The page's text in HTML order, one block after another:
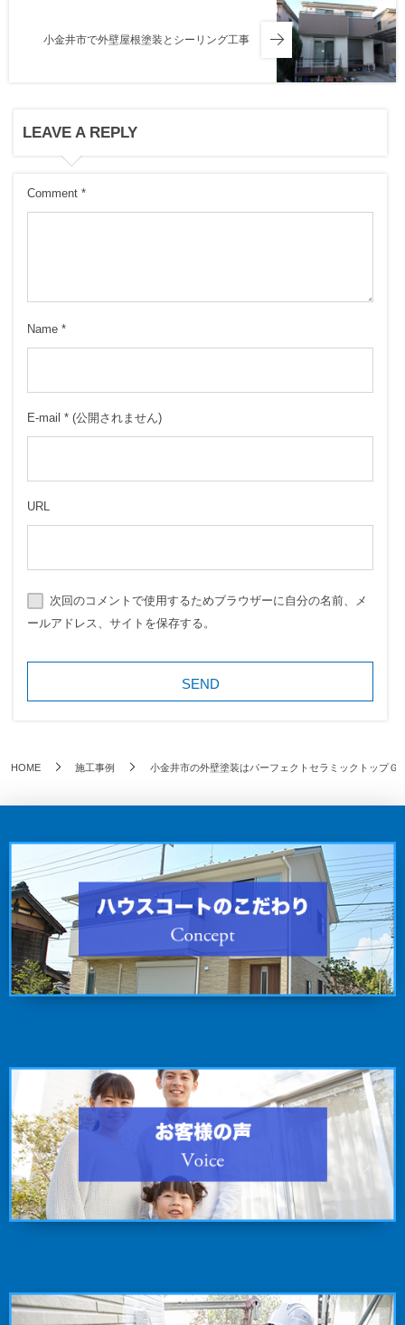
小金井市で外壁屋根塗装とシーリング工事
LEAVE A REPLY
Comment *
Name *
E-mail * (公開されません)
URL
次回のコメントで使用するためブラウザーに自分の名前、メ
ールアドレス、サイトを保存する。
HOME 施工事例 小金井市の外壁塗装はパーフェクトセラミックトップＧ